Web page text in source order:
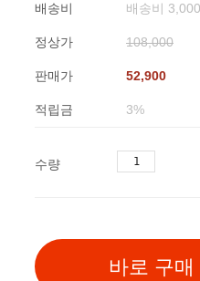
배송비 배송비
정상가 108,000
판매가 52,900
적립금 3%
수량
바로 구매